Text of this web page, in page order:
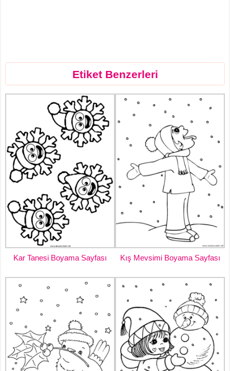
Etiket Benzerleri
Kar Tanesi Boyama Sayfası Kış Mevsimi Boyama Sayfası